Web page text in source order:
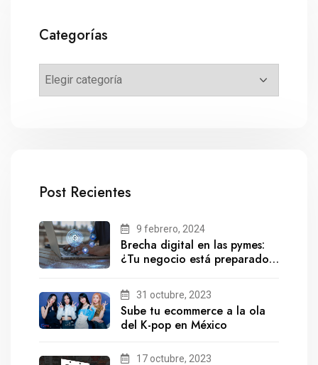
Categorías
Post Recientes
9 febrero, 2024
Brecha digital en las pymes:
¿Tu negocio está preparado
31 octubre, 2023
Sube tu ecommerce a la ola
del K-pop en México
17 octubre, 2023